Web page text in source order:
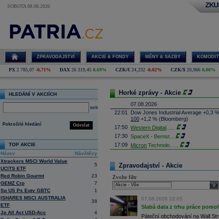
SOBOTA 08.08.2026
ZPRAVODAJSTVÍ AKCIE & FONDY MĚNY & SAZBY
PX 2 785,07 -0,71% DAX 26 319,45 0,69% CZK/€ 24,232 -0,02% CZK/$ 20,966 0,00%
HLEDÁNÍ V AKCIÍCH
select
Odeslat
Pokročilé hledání
TOP AKCIE
Název
Návštěvy
Xtrackers MSCI World Value
UCITS ETF
5
Red Robin Gourmt
23
GEMZ Crp
7
Sp US Ps Eqty GBTC
1
ISHARES MSCI AUSTRALIA
ETF
38
Jp All Act USD-Acc
4
Horké zprávy - Akcie
07.08.2026
22:01
Dow Jones Industrial Average +0,3
100 +1,2 % (Bloomberg)
17:50 Western Digital
17:30 SpaceX - Bernst
17:09 Micron Technolo
16:26
Objem obchodů s akciemi na
obchodů za poslední rok je 0,665
16:23 Zvýšení výroby balistických střel
nějakou dobu potrvá. Agentuře
Armin Papperger. Společná výroba
doplnit arzenál Spojeným státům,
(ČTK)
16:07 Conocophillips
Zpravodajství - Akcie
Zvolte filtr
07.08.2026 22:05
Slabá data z trhu práce
Páteční obchodování na Wall